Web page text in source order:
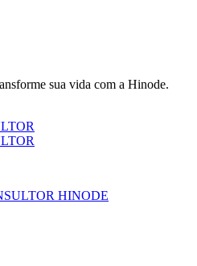
sua vida com a Hinode.
HINODE